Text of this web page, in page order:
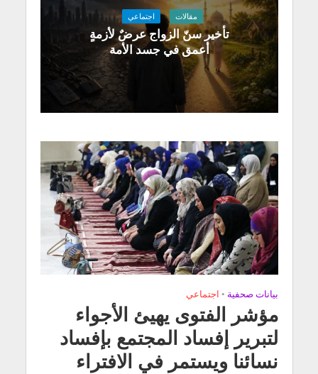
مقالات اجتماعي
تأخير سنّ الزواج عرضٌ لأزمةٍ
أعمق في جسد الأمة
بيانات صحفية • اجتماعي
مؤشر الفتوى يهيئ الأجواء
لتبرير إفساد المجتمع بإفساد
نسائنا ويستمر في الافتراء